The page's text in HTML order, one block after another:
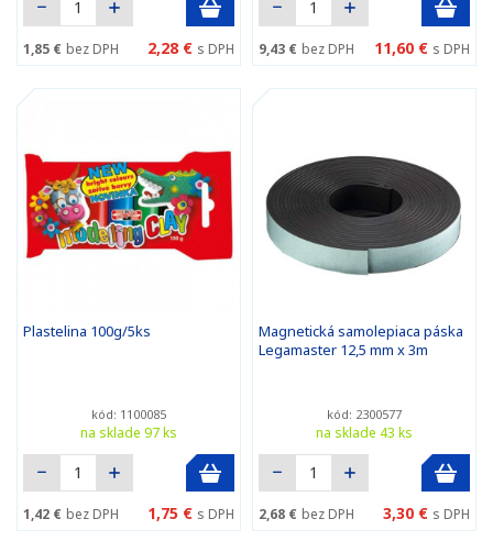
1,85 € bez DPH 2,28 € s DPH 9,43 € bez DPH 11,60 € s DPH
Plastelina 100g/5ks
kód: 1100085
na sklade 97 ks
1,42 € bez DPH 1,75 € s DPH
Magnetická samolepiaca páska
Legamaster 12,5 mm x 3m
kód: 2300577
na sklade 43 ks
2,68 € bez DPH 3,30 € s DPH